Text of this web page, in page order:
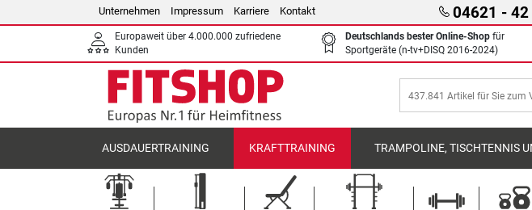
Unternehmen Impressum Karriere Kontakt 04621 - 42
Europaweit über 4.000.000 zufriedene
Kunden
Deutschlands bester Online-Shop für
Sportgeräte (n-tv+DISQ 2016-2024)
AUSDAUERTRAINING KRAFTTRAINING TRAMPOLINE, TISCHTENNIS